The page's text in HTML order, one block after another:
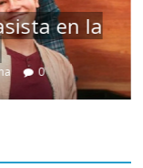
en la
0